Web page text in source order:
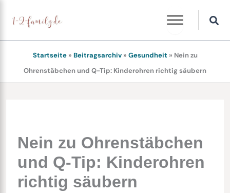
Inhalt
springen
Startseite» Beitragsarchiv» Gesundheit » Nein zu
Ohrenstäbchen und Q-Tip: Kinderohren richtig säubern
Nein zu Ohrenstäbchen
und Q-Tip: Kinderohren
richtig säubern